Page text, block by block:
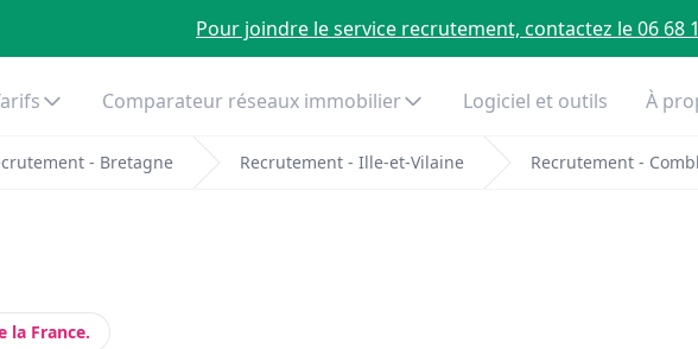
Pour joindre le service recrutement, contactez le 06 68
Comparateur réseaux immobilier Logiciel et outils À
- Bretagne Recrutement - Ille-et-Vilaine Recrutement -
la France.